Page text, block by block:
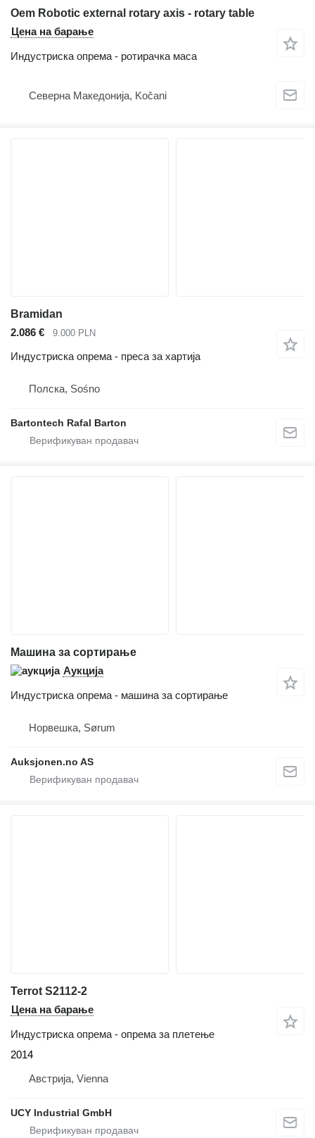
Oem Robotic external rotary axis - rotary table
Цена на барање
Индустриска опрема - ротирачка маса
Северна Македонија, Kočani
Bramidan
2.086 €
9.000 PLN
Индустриска опрема - преса за хартија
Полска, Sośno
Bartontech Rafal Barton
Машина за сортирање
Аукција
Индустриска опрема - машина за сортирање
Норвешка, Sørum
Auksjonen.no AS
Terrot S2112-2
Цена на барање
Индустриска опрема - опрема за плетење
2014
Австрија, Vienna
UCY Industrial GmbH